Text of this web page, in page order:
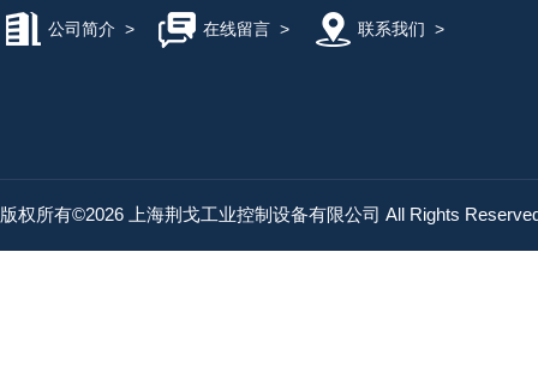
公司简介 > 在线留言> 联系我们 >
版权所有©2026 上海荆戈工业控制设备有限公司 All Rights